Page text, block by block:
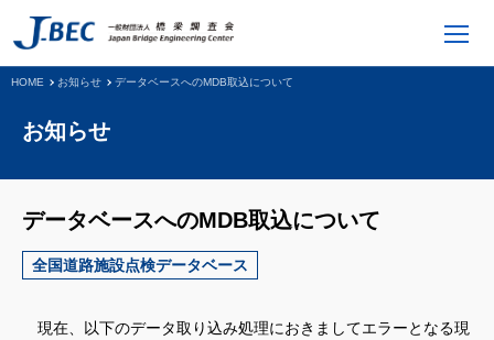
HOME お知らせ データベースへのMDB取込について
お知らせ
データベースへのMDB取込について
全国道路施設点検データベース
現在、以下のデータ取り込み処理におきましてエラーとなる現